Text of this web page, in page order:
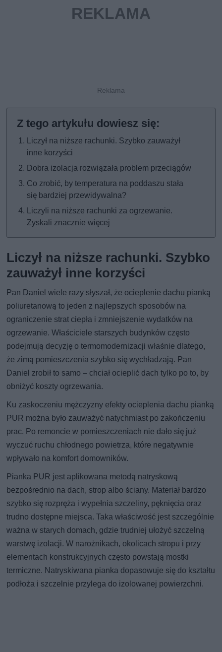
Liczył na niższe rachunki. Szybko zauważył
inne korzyści
Dobra izolacja rozwiązała problem przeciągów
Co zrobić, by temperatura na poddaszu stała
się bardziej przewidywalna?
Liczyli na niższe rachunki za ogrzewanie.
Zyskali znacznie więcej
Liczył na niższe rachunki. Szybko
zauważył inne korzyści
Pan Daniel wiele razy słyszał, że ocieplenie dachu pianką
poliuretanową to jeden z najlepszych sposobów na
ograniczenie strat ciepła i zmniejszenie wydatków na
ogrzewanie. Właściciele starszych budynków często
podejmują decyzję o termomodernizacji właśnie dlatego,
że zimą pomieszczenia szybko się wychładzają. Pan
Daniel zrobił to samo – chciał ocieplić dach tylko po to, by
obniżyć koszty ogrzewania.
Ku zaskoczeniu mężczyzny efekty ocieplenia dachu pianką
PUR można było zauważyć natychmiast po zakończeniu
prac. Po remoncie w pomieszczeniach nie dało się już
wyczuć ruchu chłodnego powietrza, które negatywnie
wpływało na komfort domowników.
Pianka PUR jest aplikowana metodą natryskową
bezpośrednio na dach, strop albo ściany. Materiał bardzo
szybko się rozpręża i wypełnia szczeliny, pęknięcia oraz
trudno dostępne miejsca. Taka właściwość jest szczególnie
ważna w starych domach, gdzie trudniej ułożyć szczelną
warstwę izolacji. W narożnikach, okolicach stropu i przy
elementach konstrukcyjnych często powstają mostki
termiczne. Natryskiwana pianka dopasowuje się do kształtu
podłoża i szczelnie przylega do izolowanej powierzchni.